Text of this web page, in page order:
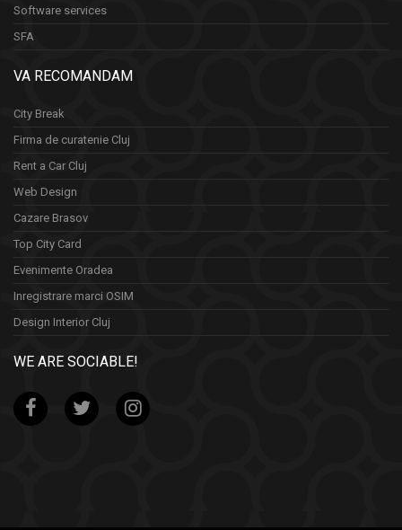
Software services
SFA
VA RECOMANDAM
City Break
Firma de curatenie Cluj
Rent a Car Cluj
Web Design
Cazare Brasov
Top City Card
Evenimente Oradea
Inregistrare marci OSIM
Design Interior Cluj
WE ARE SOCIABLE!